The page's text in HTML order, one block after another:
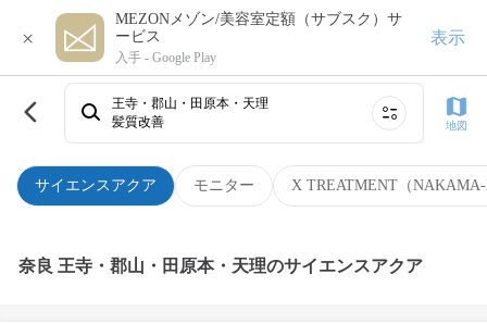
×
MEZONメゾン/美容室定額（サブスク）サ
ービス
入手 - Google Play
表示
サイエンスアクア モニター X TREATMENT（
王寺・郡山・田原本・天理
髪質改善
地図
奈良 王寺・郡山・田原本・天理のサイエンスアクア